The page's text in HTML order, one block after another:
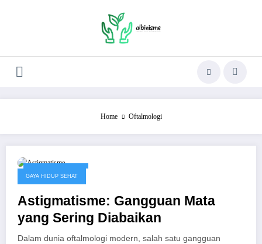
Home Oftalmologi
Oktober 10, 2025
GAYA HIDUP SEHAT
Astigmatisme: Gangguan Mata
yang Sering Diabaikan
Dalam dunia oftalmologi modern, salah satu gangguan